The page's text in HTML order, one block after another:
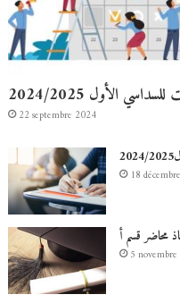
الأول 2024/2025
22 septembre 2024
18
محاضر قسم أ
5